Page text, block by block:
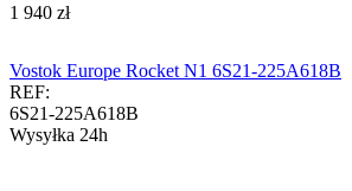
‍1 940‍ zł
Vostok Europe Rocket N1 6S21-225A618B
REF:
6S21-225A618B
Wysyłka 24h